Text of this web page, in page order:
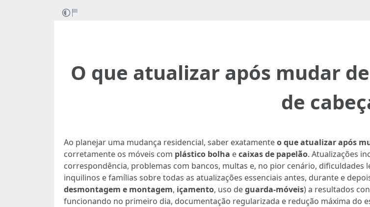
O que atualizar após mudar
de
Ao planejar uma mudança residencial, saber exatamenteo que atualizar após
corretamente os móveis com plástico bolha ecaixas de papelão. Atualizações
correspondência, problemas com bancos, multas e, no pior cenário,
inquilinos e famílias sobre todas as atualizações essenciais antes, durante e
desmontagem e montagem, içamento, uso deguarda-móveis) a resultados
funcionando no primeiro dia, documentação regularizada e redução máxima do